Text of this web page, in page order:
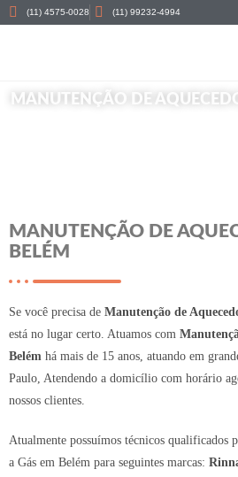
(11) 4575-0028 (11) 99232-4994
MANUTENÇÃO DE
MANUTENÇÃO DE
BELÉM
Se você precisa de Manutenção de
está no lugar certo. Atuamos com
Belém há mais de 15 anos, atuando em
Paulo, Atendendo a domicílio com horário
nossos clientes.
Atualmente possuímos técnicos qualificados
a Gás em Belém para seguintes marcas: